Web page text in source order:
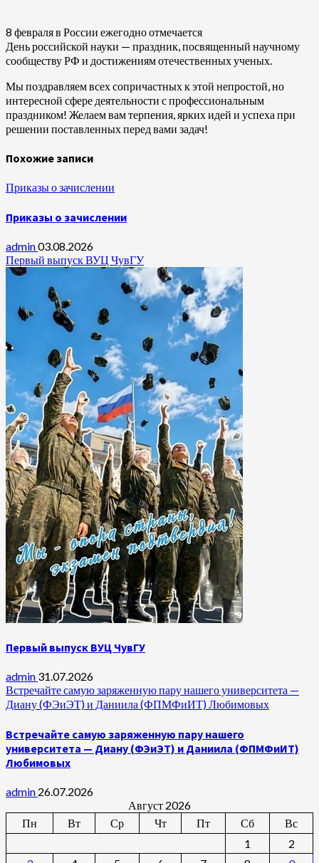
8 февраля в России ежегодно отмечается
День российской науки — праздник, посвященный научному
сообществу РФ и достижениям отечественных ученых.
Мы поздравляем всех сопричастных к этой непростой, но
интересной сфере деятельности с профессиональным
праздником! Желаем вам терпения, ярких идей и успеха при
решении поставленных перед вами задач!
Похожие записи
Приказы о зачислении
Приказы о зачислении
admin03.08.2026
Первый выпуск ВУЦ ЧувГУ
Первый выпуск ВУЦ ЧувГУ
admin 31.07.2026
Встречайте самую заряженную пару нашего университета —
Диану (ФЭиЭТ) и Даниила (ФПМФиИТ) Любимовых
Встречайте самую заряженную пару нашего
университета — Диану (ФЭиЭТ) и Даниила (ФПМФиИТ)
Любимовых
admin 26.07.2026
Август 2026
Пн
Вт Ср Чт Пт Сб
Вс
1
2